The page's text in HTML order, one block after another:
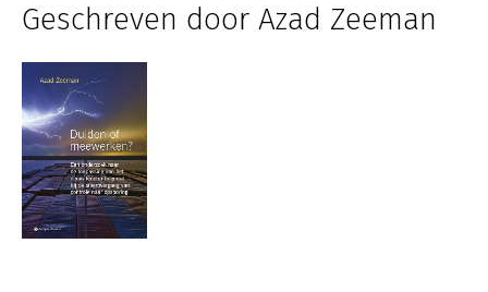
Geschreven door Azad Zeeman